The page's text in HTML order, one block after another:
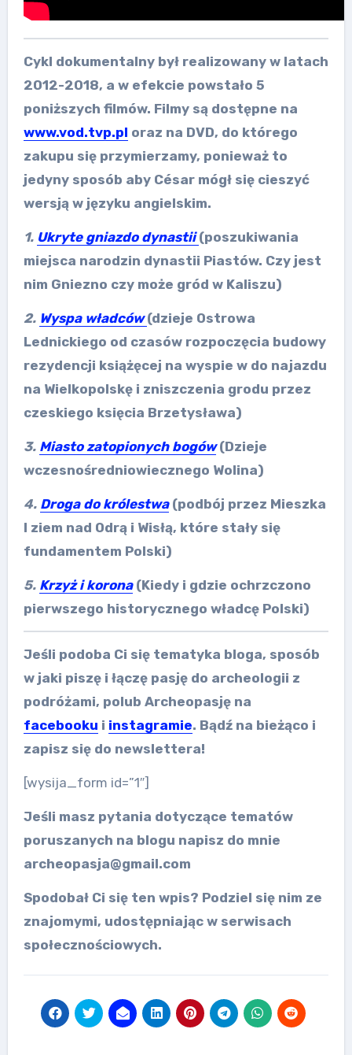
Cykl dokumentalny był realizowany w latach
2012-2018, a w efekcie powstało 5
poniższych filmów. Filmy są dostępne na
www.vod.tvp.pl oraz na DVD, do którego
zakupu się przymierzamy, ponieważ to
jedyny sposób aby César mógł się cieszyć
wersją w języku angielskim.
1. Ukryte gniazdo dynastii (poszukiwania
miejsca narodzin dynastii Piastów. Czy jest
nim Gniezno czy może gród w Kaliszu)
2. Wyspa władców(dzieje Ostrowa
Lednickiego od czasów rozpoczęcia budowy
rezydencji książęcej na wyspie w do najazdu
na Wielkopolskę i zniszczenia grodu przez
czeskiego księcia Brzetysława)
3. Miasto zatopionych bogów(Dzieje
wczesnośredniowiecznego Wolina)
4. Droga do królestwa(podbój przez Mieszka
I ziem nad Odrą i Wisłą, które stały się
fundamentem Polski)
5. Krzyż i korona(Kiedy i gdzie ochrzczono
pierwszego historycznego władcę Polski)
Jeśli podoba Ci się tematyka bloga, sposób
w jaki piszę i łączę pasję do archeologii z
podróżami, polub Archeopasję na
facebooku i instagramie. Bądź na bieżąco i
zapisz się do newslettera!
[wysija_form id=”1″]
Jeśli masz pytania dotyczące tematów
poruszanych na blogu napisz do mnie
archeopasja@gmail.com
Spodobał Ci się ten wpis? Podziel się nim ze
znajomymi, udostępniając w serwisach
społecznościowych.